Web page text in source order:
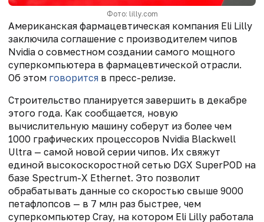
Фото: lilly.com
Американская фармацевтическая компания Eli Lilly
заключила соглашение с производителем чипов
Nvidia о совместном создании самого мощного
суперкомпьютера в фармацевтической отрасли.
Об этом говорится в пресс-релизе.
Строительство планируется завершить в декабре
этого года. Как сообщается, новую
вычислительную машину соберут из более чем
1000 графических процессоров Nvidia Blackwell
Ultra — самой новой серии чипов. Их свяжут
единой высокоскоростной сетью DGX SuperPOD на
базе Spectrum-X Ethernet. Это позволит
обрабатывать данные со скоростью свыше 9000
петафлопсов — в 7 млн раз быстрее, чем
суперкомпьютер Cray, на котором Eli Lilly работала